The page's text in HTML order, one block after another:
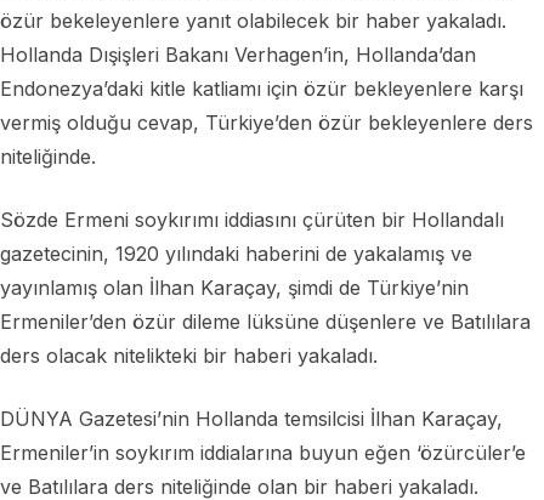
özür bekeleyenlere yanıt olabilecek bir haber yakaladı.
Hollanda Dışişleri Bakanı Verhagen’in, Hollanda’dan
Endonezya’daki kitle katliamı için özür bekleyenlere karşı
vermiş olduğu cevap, Türkiye’den özür bekleyenlere ders
niteliğinde.
Sözde Ermeni soykırımı iddiasını çürüten bir Hollandalı
gazetecinin, 1920 yılındaki haberini de yakalamış ve
yayınlamış olan İlhan Karaçay, şimdi de Türkiye’nin
Ermeniler’den özür dileme lüksüne düşenlere ve Batılılara
ders olacak nitelikteki bir haberi yakaladı.
DÜNYA Gazetesi’nin Hollanda temsilcisi İlhan Karaçay,
Ermeniler’in soykırım iddialarına buyun eğen ‘özürcüler’e
ve Batılılara ders niteliğinde olan bir haberi yakaladı.